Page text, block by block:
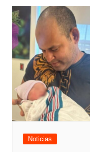
Noticias